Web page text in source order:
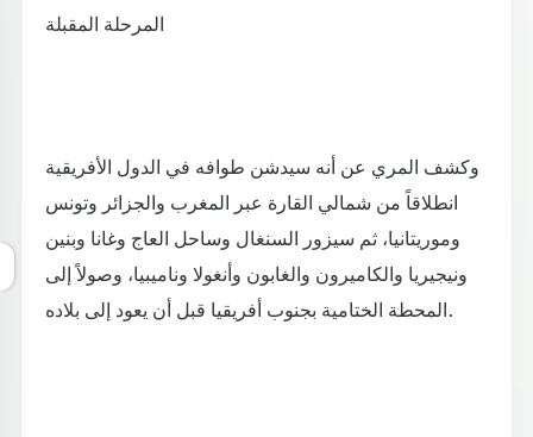
المرحلة المقبلة
وكشف المري عن أنه سيدشن طوافه في الدول الأفريقية
انطلاقاً من شمالي القارة عبر المغرب والجزائر وتونس
وموريتانيا، ثم سيزور السنغال وساحل العاج وغانا وبنين
ونيجيريا والكاميرون والغابون وأنغولا وناميبيا، وصولاً إلى
المحطة الختامية بجنوب أفريقيا قبل أن يعود إلى بلاده.